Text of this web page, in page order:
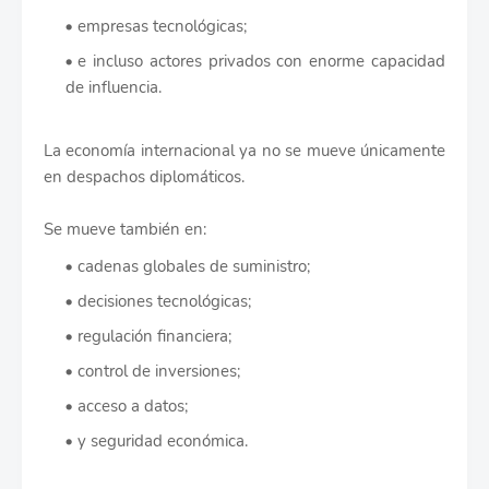
empresas tecnológicas;
e incluso actores privados con enorme capacidad
de influencia.
La economía internacional ya no se mueve únicamente
en despachos diplomáticos.
Se mueve también en:
cadenas globales de suministro;
decisiones tecnológicas;
regulación financiera;
control de inversiones;
acceso a datos;
y seguridad económica.